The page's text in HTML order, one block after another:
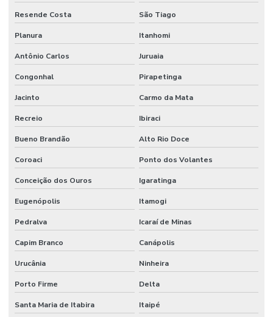
Resende Costa São Tiago
Planura Itanhomi
Antônio Carlos Juruaia
Congonhal Pirapetinga
Jacinto Carmo da Mata
Recreio Ibiraci
Bueno Brandão Alto Rio Doce
Coroaci Ponto dos Volantes
Conceição dos Ouros Igaratinga
Eugenópolis Itamogi
Pedralva Icaraí de Minas
Capim Branco Canápolis
Urucânia Ninheira
Porto Firme Delta
Santa Maria de Itabira Itaipé